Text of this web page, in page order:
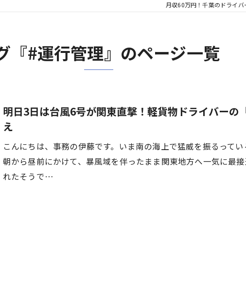
月収60万円！千葉のドライ
『#運行管理』のページ一覧
明日3日は台風6号が関東直撃！軽貨物ドライバーの
え
こんにちは、事務の伊藤です。いま南の海上で猛威を振るって
朝から昼前にかけて、暴風域を伴ったまま関東地方へ一気に最
れたそうで…